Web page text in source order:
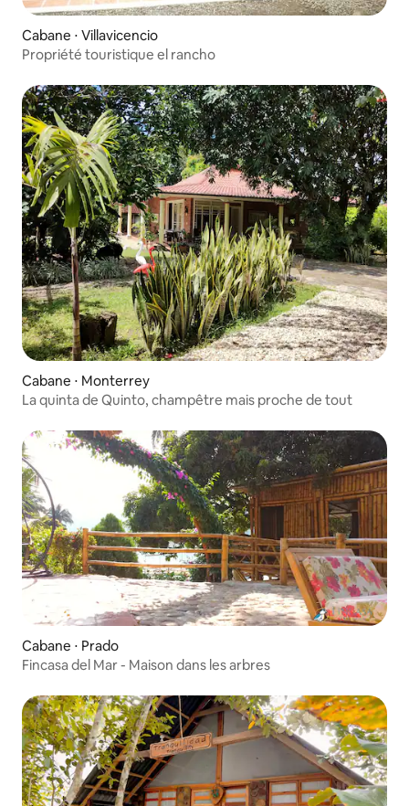
Cabane ⋅ Villavicencio
Propriété touristique el rancho
Cabane ⋅ Monterrey
La quinta de Quinto, champêtre mais proche de tout
Cabane ⋅ Prado
Fincasa del Mar - Maison dans les arbres